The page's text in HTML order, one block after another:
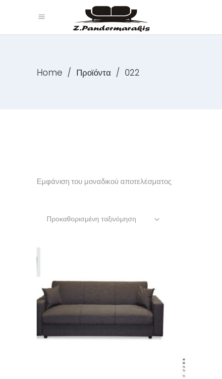
Home / Προϊόντα / 022
Εμφάνιση του μοναδικού αποτελέσματος
Προκαθορισμένη ταξινόμηση